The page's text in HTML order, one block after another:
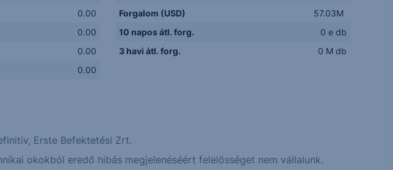
0.00
0.00
0.00
0.00
Forgalom (USD)
57.03M
10 napos átl. forg.
0 e db
3 havi átl. forg.
0 M db
Erste Befektetési Zrt.
okokból eredő hibás megjelenéséért felelősséget nem vállalunk.